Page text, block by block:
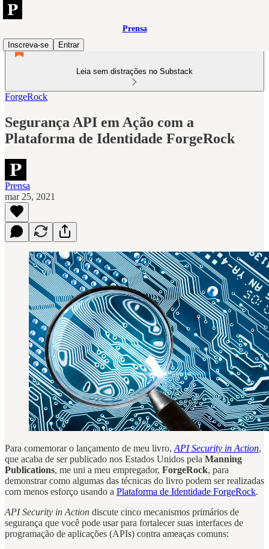
Prensa
Inscreva-se
Entrar
Leia sem distrações no Substack
ForgeRock
Segurança API em Ação com a
Plataforma de Identidade ForgeRock
Prensa
mar 25, 2021
Para comemorar o lançamento de meu livro, API Security in Action,
que acaba de ser publicado nos Estados Unidos pela Manning
Publications, me uni a meu empregador, ForgeRock, para
demonstrar como algumas das técnicas do livro podem ser realizadas
com menos esforço usando a Plataforma de Identidade ForgeRock.
API Security in Action discute cinco mecanismos primários de
segurança que você pode usar para fortalecer suas interfaces de
programação de aplicações (APIs) contra ameaças comuns: